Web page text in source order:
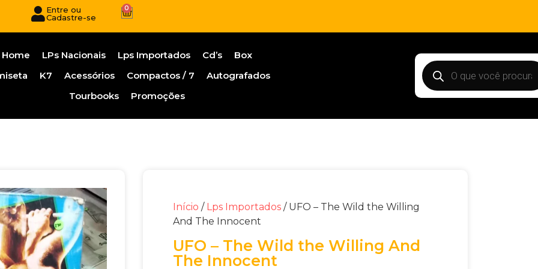
Entre ou
Cadastre-se
0
Home LPs Nacionais Lps Importados Cd’s
Box
K7 Acessórios Compactos / 7
Autografados
Tourbooks
Promoções
Início / Lps Importados/ UFO – The Wild the Willing
And The Innocent
UFO – The Wild the Willing And
The Innocent